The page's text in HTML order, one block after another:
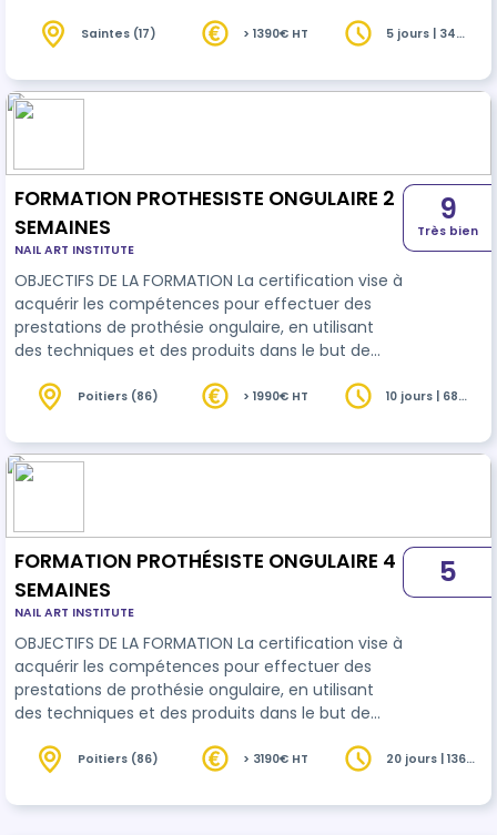
ongles naturels. Elle permet également d'établir
nécessaire des ongles artificiels, ainsi que
d'acquérir diverses techniques de décoration d'
Saintes (17) > 1390€ HT
5 jours | 34
FORMATION PROTHESISTE ONGULAIRE 2
SEMAINES
NAIL ART INSTITUTE
OBJECTIFS DE LA FORMATION La certification vise à
acquérir les compétences pour effectuer des
prestations de prothésie ongulaire, en utilisant
des techniques et des produits dans le but de
ongles naturels. Elle permet également d'établir
nécessaire des ongles artificiels, ainsi que
d'acquérir diverses techniques de décoration d'
9
Très bien
Poitiers (86) > 1990€ HT
10 jours | 68
FORMATION PROTHÉSISTE ONGULAIRE 4
SEMAINES
NAIL ART INSTITUTE
OBJECTIFS DE LA FORMATION La certification vise à
acquérir les compétences pour effectuer des
prestations de prothésie ongulaire, en utilisant
des techniques et des produits dans le but de
ongles naturels. Elle permet également d'établir
nécessaire des ongles artificiels, ainsi que
5
Poitiers (86) > 3190€ HT
20 jours | 136